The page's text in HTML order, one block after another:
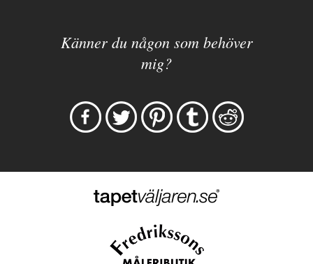
Känner du någon som behöver
mig?